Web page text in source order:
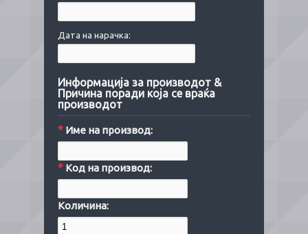
Дата на нарачка:
Информација за производот &
Причина поради која се враќа
производот
* Име на производ:
* Код на производ:
Количина: